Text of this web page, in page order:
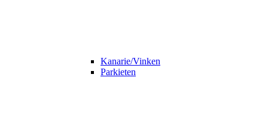
Kanarie/Vinken
Parkieten